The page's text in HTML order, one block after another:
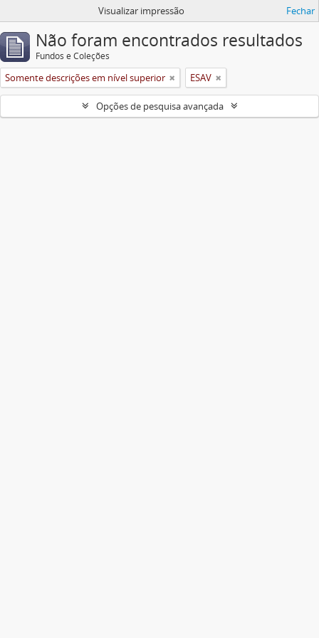
Visualizar impressão Fechar
Não foram encontrados resultados
Fundos e Coleções
Somente descrições em nível superior ESAV
Opções de pesquisa avançada